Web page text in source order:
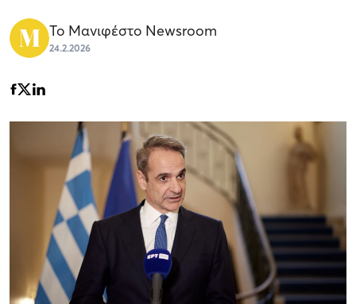
Το Μανιφέστο Newsroom
24.2.2026